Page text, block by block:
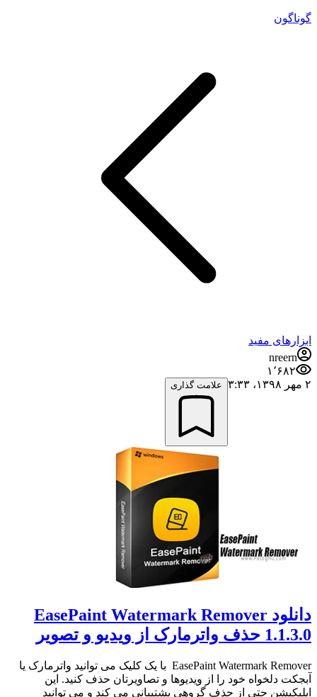
گوناگون
ابزارهای مفید
nreern
۱٬۶۸۲
۲ مهر ۱۳۹۸،‏ ۳:۳۳
علامت گذاری
دانلود EasePaint Watermark Remover
1.1.3.0 حذف واترمارک از ویدیو و تصویر
EasePaint Watermark Remover با یک کلیک می توانید واترمارک یا
آبجکت دلخواه خود را از ویدیوها و تصاویرتان حذف کنید. این
اپلیکیشن حتی از حذف گروهی پشتیبانی می کند و می توانید